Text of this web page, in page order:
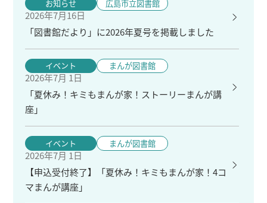
お知らせ 広島市立図書館
2026年7月16日
「図書館だより」に2026年夏号を掲載しました
イベント まんが図書館
2026年7月 1日
「夏休み！キミもまんが家！ストーリーまんが講
座」
イベント まんが図書館
2026年7月 1日
【申込受付終了】「夏休み！キミもまんが家！4コ
マまんが講座」